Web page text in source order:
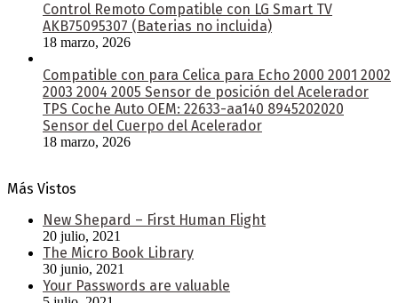
Control Remoto Compatible con LG Smart TV
AKB75095307 (Baterias no incluida)
18 marzo, 2026
Compatible con para Celica para Echo 2000 2001 2002
2003 2004 2005 Sensor de posición del Acelerador
TPS Coche Auto OEM: 22633-aa140 8945202020
Sensor del Cuerpo del Acelerador
18 marzo, 2026
Más Vistos
New Shepard – First Human Flight
20 julio, 2021
The Micro Book Library
30 junio, 2021
Your Passwords are valuable